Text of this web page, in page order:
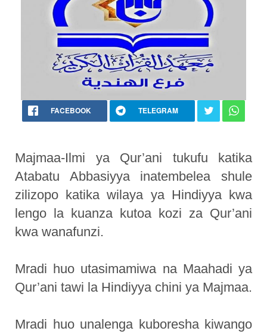
FACEBOOK TELEGRAM
Majmaa-Ilmi ya Qur’ani tukufu katika
Atabatu Abbasiyya inatembelea shule
zilizopo katika wilaya ya Hindiyya kwa
lengo la kuanza kutoa kozi za Qur’ani
kwa wanafunzi.
Mradi huo utasimamiwa na Maahadi ya
Qur’ani tawi la Hindiyya chini ya Majmaa.
Mradi huo unalenga kuboresha kiwango